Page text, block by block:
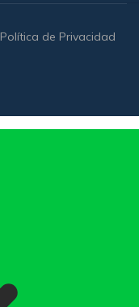
Política de Privacidad